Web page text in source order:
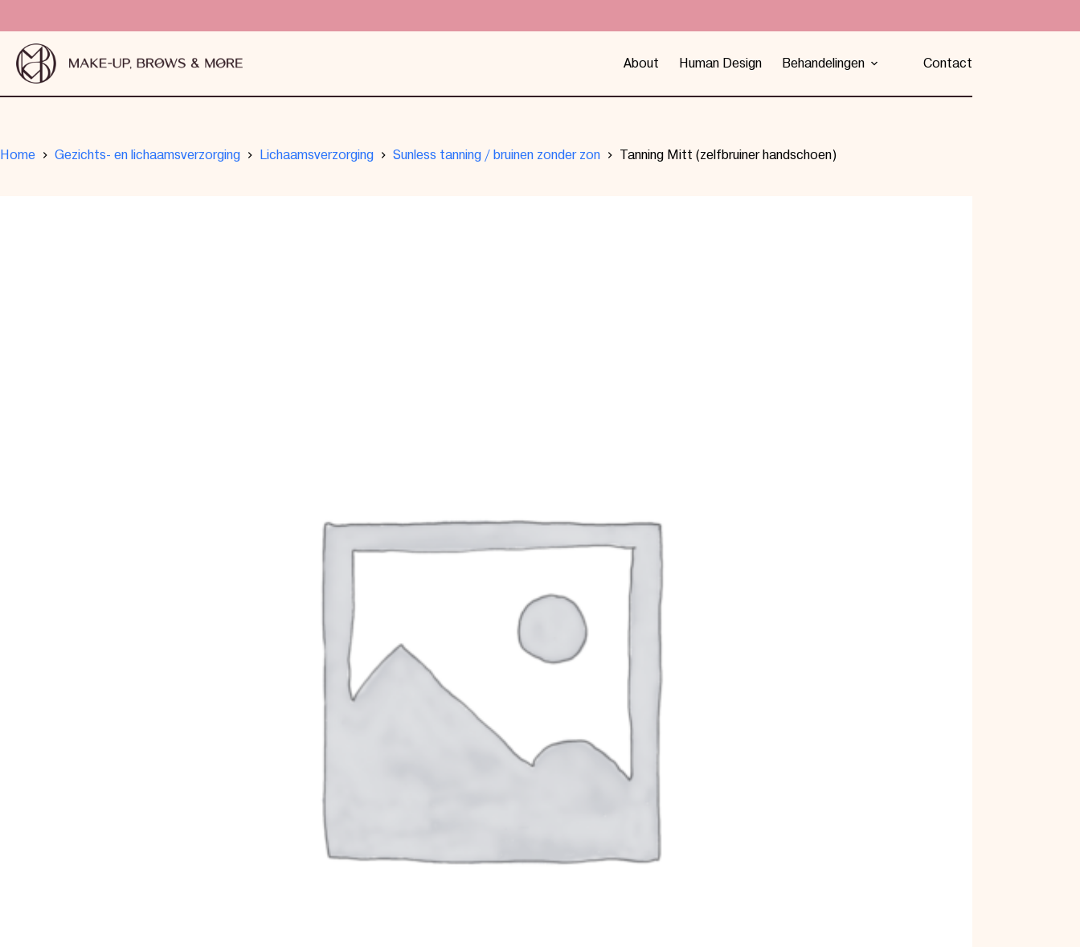
About Human Design Behandelingen Contact
Home Gezichts- en lichaamsverzorging Lichaamsverzorging Sunless tanning / bruinen zonder zon Tanning Mitt (zelfbruiner handschoen)